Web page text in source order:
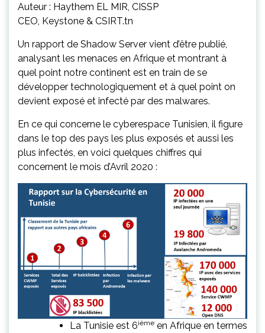
Auteur : Haythem EL MIR, CISSP
CEO, Keystone & CSIRT.tn
Un rapport de Shadow Server vient d’être publié,
analysant les menaces en Afrique et montrant à
quel point notre continent est en train de se
développer technologiquement et à quel point on
devient exposé et infecté par des malwares.
En ce qui concerne le cyberespace Tunisien, il figure
dans le top des pays les plus exposés et aussi les
plus infectés, en voici quelques chiffres qui
concernent le mois d’Avril 2020 :
La Tunisie est 6ième en Afrique en termes